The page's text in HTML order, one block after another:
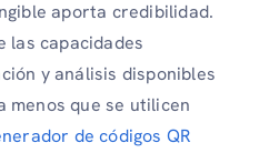
aporta credibilidad.
las capacidades
y análisis disponibles
menos que se utilicen
de códigos QR